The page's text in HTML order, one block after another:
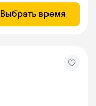
Выбрать время